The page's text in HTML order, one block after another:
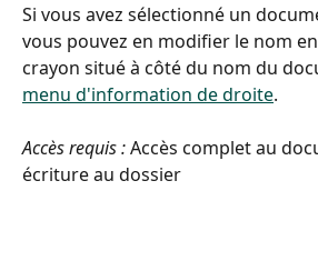
Si vous avez sélectionné un
vous pouvez en modifier le nom
crayon situé à côté du nom du
menu d'information de droite.
Accès requis : Accès complet au
écriture au dossier